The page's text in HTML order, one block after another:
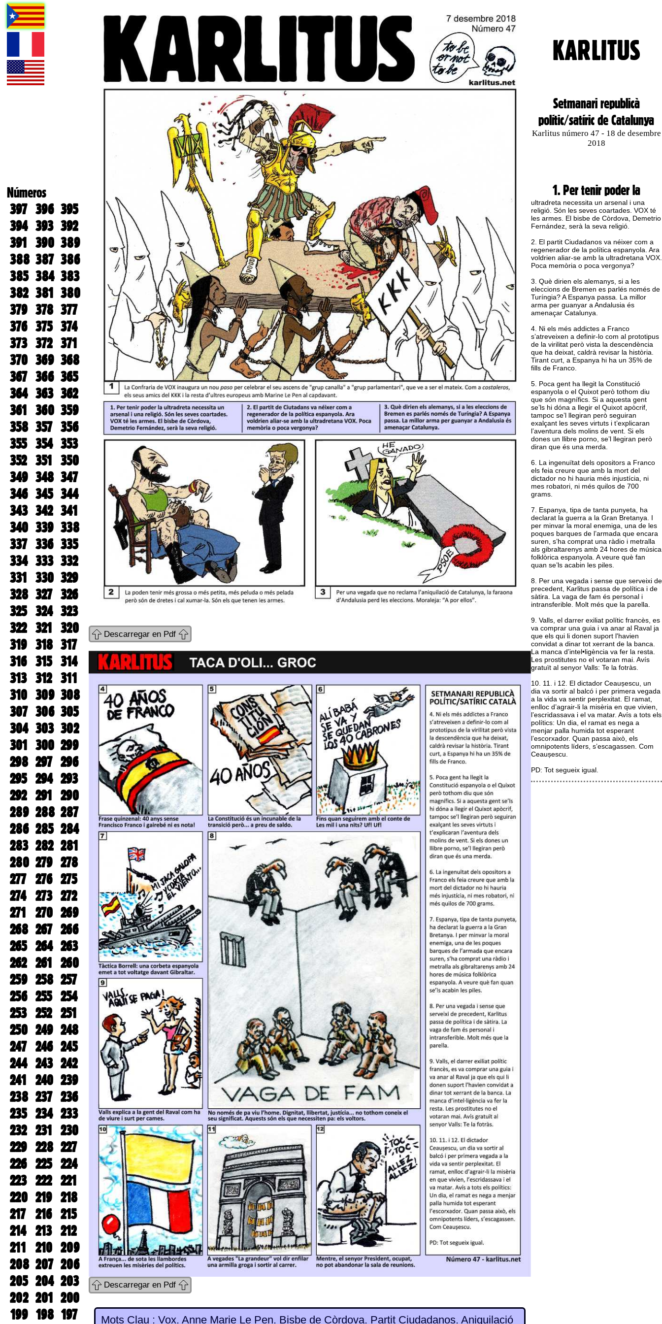
Números
397 396 395
394 393 392
391 390 389
388 387 386
385 384 383
382 381 380
379 378 377
376 375 374
373 372 371
370 369 368
367 366 365
364 363 362
361 360 359
358 357 356
355 354 353
352 351 350
349 348 347
346 345 344
343 342 341
340 339 338
337 336 335
334 333 332
331 330 329
328 327 326
325 324 323
322 321 320
319 318 317
316 315 314
313 312 311
310 309 308
307 306 305
304 303 302
301 300 299
298 297 296
295 294 293
292 291 290
289 288 287
286 285 284
283 282 281
280 279 278
277 276 275
274 273 272
271 270 269
268 267 266
265 264 263
262 261 260
259 258 257
256 255 254
253 252 251
250 249 248
247 246 245
244 243 242
241 240 239
238 237 236
235 234 233
232 231 230
229 228 227
226 225 224
223 222 221
220 219 218
217 216 215
214 213 212
211 210 209
208 207 206
205 204 203
202 201 200
199 198 197
Descarregar en Pdf
Descarregar en Pdf
Mots Clau : Vox. Anne Marie Le Pen. Bisbe de Còrdova. Partit Ciudadanos. Aniquilació
KARLITUS
Setmanari republicà
polític/satíric de Catalunya
Karlitus número 47 - 18 de desembre
2018
1. Per tenir poder la
ultradreta necessita un arsenal i una
religió. Són les seves coartades. VOX té
les armes. El bisbe de Còrdova, Demetrio
Fernández, serà la seva religió.
2. El partit Ciudadanos va néixer com a
regenerador de la política espanyola. Ara
voldrien aliar-se amb la ultradretana VOX.
Poca memòria o poca vergonya?
3. Què dirien els alemanys, si a les
eleccions de Bremen es parlés només de
Turíngia? A Espanya passa. La millor
arma per guanyar a Andalusia és
amenaçar Catalunya.
4. Ni els més addictes a Franco
s’atreveixen a definir-lo com al prototipus
de la virilitat però vista la descendència
que ha deixat, caldrà revisar la història.
Tirant curt, a Espanya hi ha un 35% de
fills de Franco.
5. Poca gent ha llegit la Constitució
espanyola o el Quixot però tothom diu
que són magnífics. Si a aquesta gent
se’ls hi dóna a llegir el Quixot apòcrif,
tampoc se’l llegiran però seguiran
exalçant les seves virtuts i t’explicaran
l’aventura dels molins de vent. Si els
dones un llibre porno, se’l llegiran però
diran que és una merda.
6. La ingenuïtat dels opositors a Franco
els feia creure que amb la mort del
dictador no hi hauria més injustícia, ni
mes robatori, ni més quilos de 700
grams.
7. Espanya, tipa de tanta punyeta, ha
declarat la guerra a la Gran Bretanya. I
per minvar la moral enemiga, una de les
poques barques de l’armada que encara
suren, s’ha comprat una ràdio i metralla
als gibraltarenys amb 24 hores de música
folklòrica espanyola. A veure què fan
quan se’ls acabin les piles.
8. Per una vegada i sense que serveixi de
precedent, Karlitus passa de política i de
sàtira. La vaga de fam és personal i
intransferible. Molt més que la parella.
9. Valls, el darrer exiliat polític francès, es
va comprar una guia i va anar al Raval ja
que els qui li donen suport l'havien
convidat a dinar tot xerrant de la banca.
La manca d’intel•ligència va fer la resta.
Les prostitutes no el votaran mai. Avís
gratuït al senyor Valls: Te la fotràs.
10. 11. i 12. El dictador Ceaușescu, un
dia va sortir al balcó i per primera vegada
a la vida va sentir perplexitat. El ramat,
enlloc d’agrair-li la misèria en que vivien,
l’escridassava i el va matar. Avís a tots els
polítics: Un dia, el ramat es nega a
menjar palla humida tot esperant
l’escorxador. Quan passa això, els
omnipotents líders, s’escagassen. Com
Ceaușescu.
PD: Tot segueix igual.